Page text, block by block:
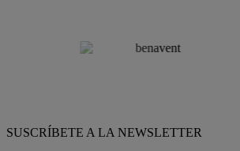
SUSCRÍBETE A LA NEWSLETTER